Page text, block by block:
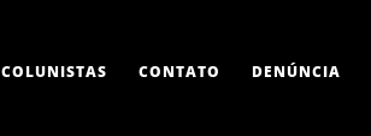
COLUNISTAS CONTATO DENÚNCIA